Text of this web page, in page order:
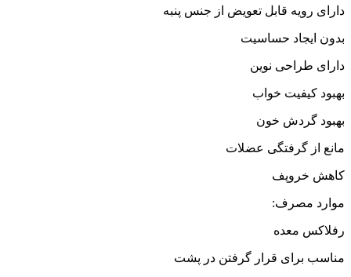
دارای رویه قابل تعویض از جنس پنبه
بدون ایجاد حساسیت
دارای طراحی نوین
بهبود کیفیت خواب
بهبود گردش خون
مانع از گرفتگی عضلات
کاهش خروپف
موارد مصرف:
رفلاکس معده
مناسب برای قرار گرفتن در پشت